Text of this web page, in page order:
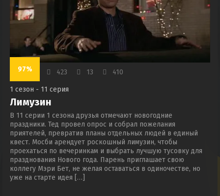
97% 423 13 410
1 сезон - 11 серия
Лимузин
В 11 серии 1 сезона друзья отмечают новогодние
праздники. Тед провел опрос и собрал пожелания
приятелей, превратив планы отдельных людей в единый
квест. Мосби арендует роскошный лимузин, чтобы
проехаться по вечеринкам и выбрать лучшую тусовку для
празднования Нового года. Парень приглашает свою
коллегу Мэри Бет, не желая оставаться в одиночестве, но
уже на старте идея […]